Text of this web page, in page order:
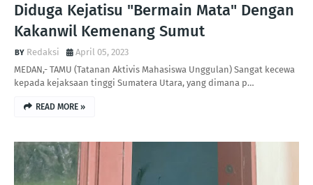
Diduga Kejatisu "Bermain Mata" Dengan
Kakanwil Kemenang Sumut
Redaksi
April 05, 2023
MEDAN,- TAMU (Tatanan Aktivis Mahasiswa Unggulan) Sangat kecewa
kepada kejaksaan tinggi Sumatera Utara, yang dimana p…
READ MORE »